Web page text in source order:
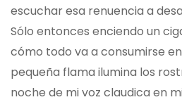
escuchar esa renuencia a
Sólo entonces enciendo un
cómo todo va a consumirse
pequeña flama ilumina los
noche de mi voz claudica en